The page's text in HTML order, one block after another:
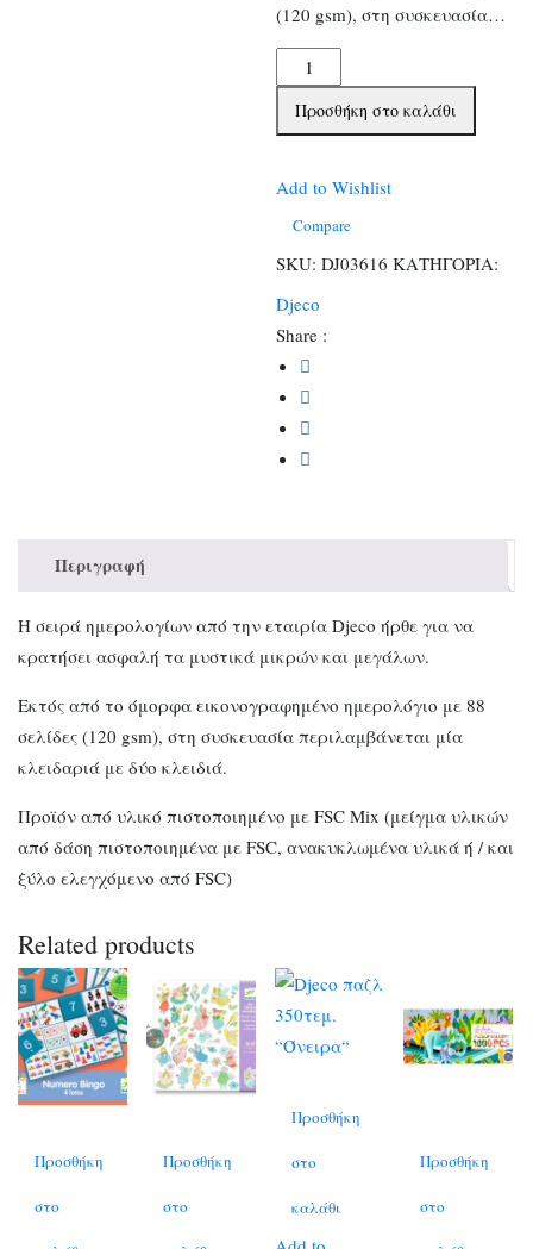
(120 gsm), στη συσκευασία…
Djeco
Ημερολόγιο
Marie
ποσότητα
Προσθήκη στο καλάθι
Add to Wishlist
Compare
SKU: DJ03616 ΚΑΤΗΓΟΡΙΑ:
Djeco
Share :
Περιγραφή
Η σειρά ημερολογίων από την εταιρία Djeco ήρθε για να
κρατήσει ασφαλή τα μυστικά μικρών και μεγάλων.
Εκτός από το όμορφα εικονογραφημένο ημερολόγιο με 88
σελίδες (120 gsm), στη συσκευασία περιλαμβάνεται μία
κλειδαριά με δύο κλειδιά.
Προϊόν από υλικό πιστοποιημένο με FSC Mix (μείγμα υλικών
από δάση πιστοποιημένα με FSC, ανακυκλωμένα υλικά ή / και
ξύλο ελεγχόμενο από FSC)
Related products
Προσθήκη
στο
Προσθήκη
στο
Προσθήκη
στο
καλάθι
Προσθήκη
στο